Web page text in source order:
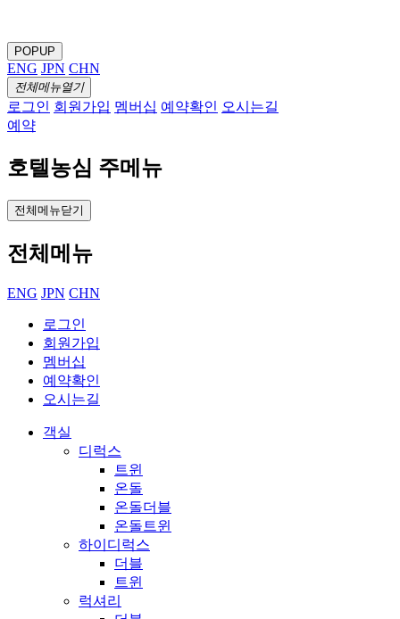
POPUP
ENG JPN CHN
전체메뉴열기
로그인 회원가입 멤버십 예약확인 오시는길
예약
호텔농심 주메뉴
전체메뉴닫기
전체메뉴
ENG JPN CHN
로그인
회원가입
멤버십
예약확인
오시는길
객실
디럭스
트윈
온돌
온돌더블
온돌트윈
하이디럭스
더블
트윈
럭셔리